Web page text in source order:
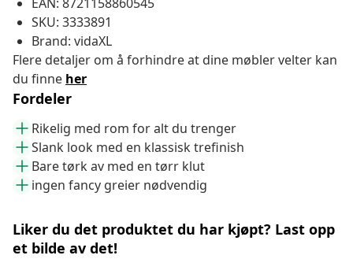
SKU: 3333891
Brand: vidaXL
Flere detaljer om å forhindre at dine møbler velter kan
du finne her
Fordeler
Rikelig med rom for alt du trenger
Slank look med en klassisk trefinish
Bare tørk av med en tørr klut
ingen fancy greier nødvendig
Liker du det produktet du har kjøpt? Last opp
et bilde av det!